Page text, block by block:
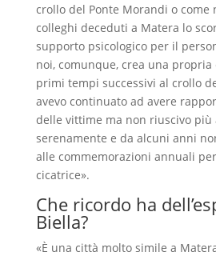
crollo del Ponte Morandi o come
colleghi deceduti a Matera lo
supporto psicologico per il
noi, comunque, crea una propria
primi tempi successivi al crollo
avevo continuato ad avere
delle vittime ma non riuscivo più
serenamente e da alcuni anni
alle commemorazioni annuali
cicatrice».
Che ricordo ha
Biella?
«È una città molto simile a